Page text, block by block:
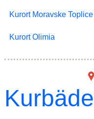
Kurort Moravske Toplice
Kurort Olimia